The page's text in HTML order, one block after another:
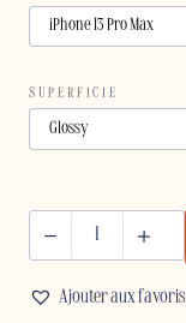
SUPERFICIE
Ajouter aux favoris